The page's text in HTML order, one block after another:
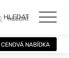
HLEDAT
HLEDAT
CENOVÁ NABÍDKA